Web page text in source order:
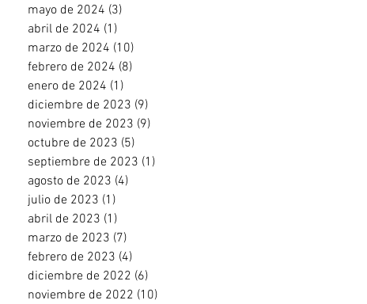
mayo de 2024 (3)
abril de 2024 (1)
marzo de 2024 (10)
febrero de 2024 (8)
enero de 2024 (1)
diciembre de 2023 (9)
noviembre de 2023 (9)
octubre de 2023 (5)
septiembre de 2023 (1)
agosto de 2023 (4)
julio de 2023 (1)
abril de 2023 (1)
marzo de 2023 (7)
febrero de 2023 (4)
diciembre de 2022 (6)
noviembre de 2022 (10)